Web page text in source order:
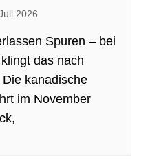
2026
Spuren – bei
das nach
kanadische
im November